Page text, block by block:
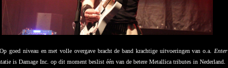
goed niveau en met volle overgave bracht de band krachtige uitvoeringen van o.a. Enter
is Damage Inc. op dit moment beslist één van de betere Metallica tributes in Nederland.